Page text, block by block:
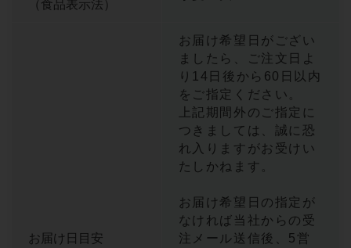
（食品表示法）
お届け日目安
お届け希望日がござい
ましたら、ご注文日よ
り14日後から60日以内
をご指定ください。
上記期間外のご指定に
つきましては、誠に恐
れ入りますがお受けい
たしかねます。
お届け希望日の指定が
なければ当社からの受
注メール送信後、5営